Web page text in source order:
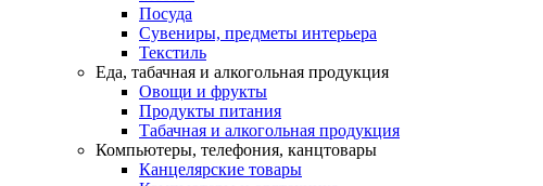
Посуда
Сувениры, предметы интерьера
Текстиль
Еда, табачная и алкогольная продукция
Овощи и фрукты
Продукты питания
Табачная и алкогольная продукция
Компьютеры, телефония, канцтовары
Канцелярские товары